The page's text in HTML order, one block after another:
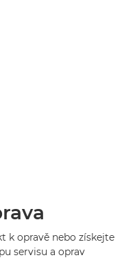
k opravě nebo získejte
servisu a oprav